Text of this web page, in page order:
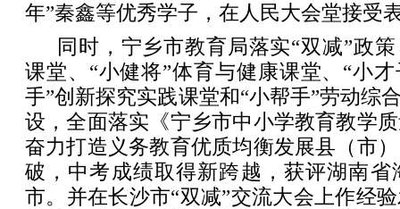
年”秦鑫等优秀学子，在人民大会堂接受
同时，宁乡市教育局落实“双减”政
课堂、“小健将”体育与健康课堂、“小
手”创新探究实践课堂和“小帮手”劳动综
设，全面落实《宁乡市中小学教育教学
奋力打造义务教育优质均衡发展县（市
破，中考成绩取得新跨越，获评湖南省
市。并在长沙市“双减”交流大会上作经